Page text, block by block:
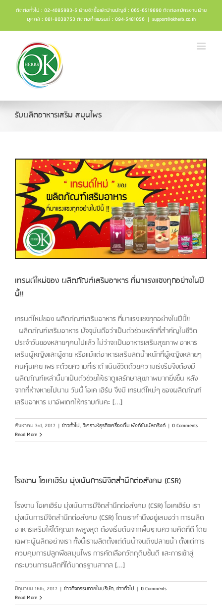
ติดต่อทั่วไป : 02-4085983-5 ฝ่ายจัดซื้อและฝ่ายบัญชี : 065-6519890 ติดต่อสมัครงานฝ่าย
บุคคล : 081-8038753 ติดต่อทำแบรนด์ : 094-5481056 | support@okherb.co.th
รับผลิตอาหารเสริม สมุนไพร
เทรนด์ใหม่ของ ผลิตภัณฑ์เสริมอาหาร ที่มาแรงแซงทุกอย่างในปี
นี้!!
เทรนด์ใหม่ของ ผลิตภัณฑ์เสริมอาหาร ที่มาแรงแซงทุกอย่างในปีนี้!!
ผลิตภัณฑ์เสริมอาหาร ปัจจุบันถือว่าเป็นตัวช่วยหลักที่สำคัญในชีวิต
ประจำวันของหลายๆคนไปแล้ว ไม่ว่าจะเป็นอาหารเสริมสุขภาพ อาหาร
เสริมผู้หญิงและผู้ชาย หรือแม้แต่อาหารเสริมลดน้ำหนักที่ผู้หญิงหลายๆ
คนคุ้นเคย เพราะด้วยความที่เราดำเนินชีวิตด้วยความเร่งรีบจึงต้องมี
ผลิตภัณฑ์เหล่านี้มาเป็นตัวช่วยให้เราดูแลรักษาสุขภาพมากยิ่งขึ้น หลัง
จากที่ห่างหายไปนาน วันนี้ โอเค เฮิร์บ จึงมี เทรนด์ใหม่ๆ ของผลิตภัณฑ์
เสริมอาหาร มาอัพเดทให้ทราบกันคะ [...]
สิงหาคม 3rd, 2017 | ข่าวทั่วไป, วิเคราะห์ธุรกิจเครื่องดื่ม ฟังก์ชันนัลดริงก์ | 0 Comments
Read More
โรงงาน โอเคเฮิร์บ มุ่งเน้นการมีจิตสำนึกต่อสังคม (CSR)
โรงงาน โอเคเฮิร์บ มุ่งเน้นการมีจิตสำนึกต่อสังคม (CSR) โอเคเฮิร์บ เรา
มุ่งเน้นการมีจิตสำนึกต่อสังคม (CSR) โดยเราคำนึงอยู่เสมอว่า การผลิต
อาหารเสริมให้ได้คุณภาพสูงสุด ต้องเริ่มต้นจากพื้นฐานความคิดที่ดี โดย
เฉพาะผู้ผลิตอย่างเรา ทั้งนี้เราผลิตตั้งแต่ต้นน้ำจนถึงปลายน้ำ ตั้งแต่การ
ควบคุมการปลูกพืชสมุนไพร การคัดเลือกวัตถุดิบชั้นดี และการเข้าสู่
กระบวนการผลิตที่ได้มาตรฐานสากล [...]
มิถุนายน 16th, 2017 | ข่าวกิจกรรมภายในบริษัท, ข่าวทั่วไป | 0 Comments
Read More